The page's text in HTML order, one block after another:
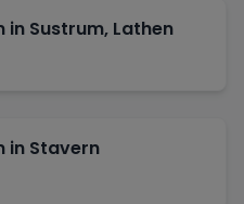
in Sustrum, Lathen
in Stavern